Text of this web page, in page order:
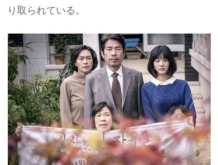
り取られている。